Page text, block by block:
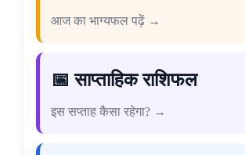
आज का भाग्यफल पढ़ें →
📅 साप्ताहिक राशिफल
इस सप्ताह कैसा रहेगा? →